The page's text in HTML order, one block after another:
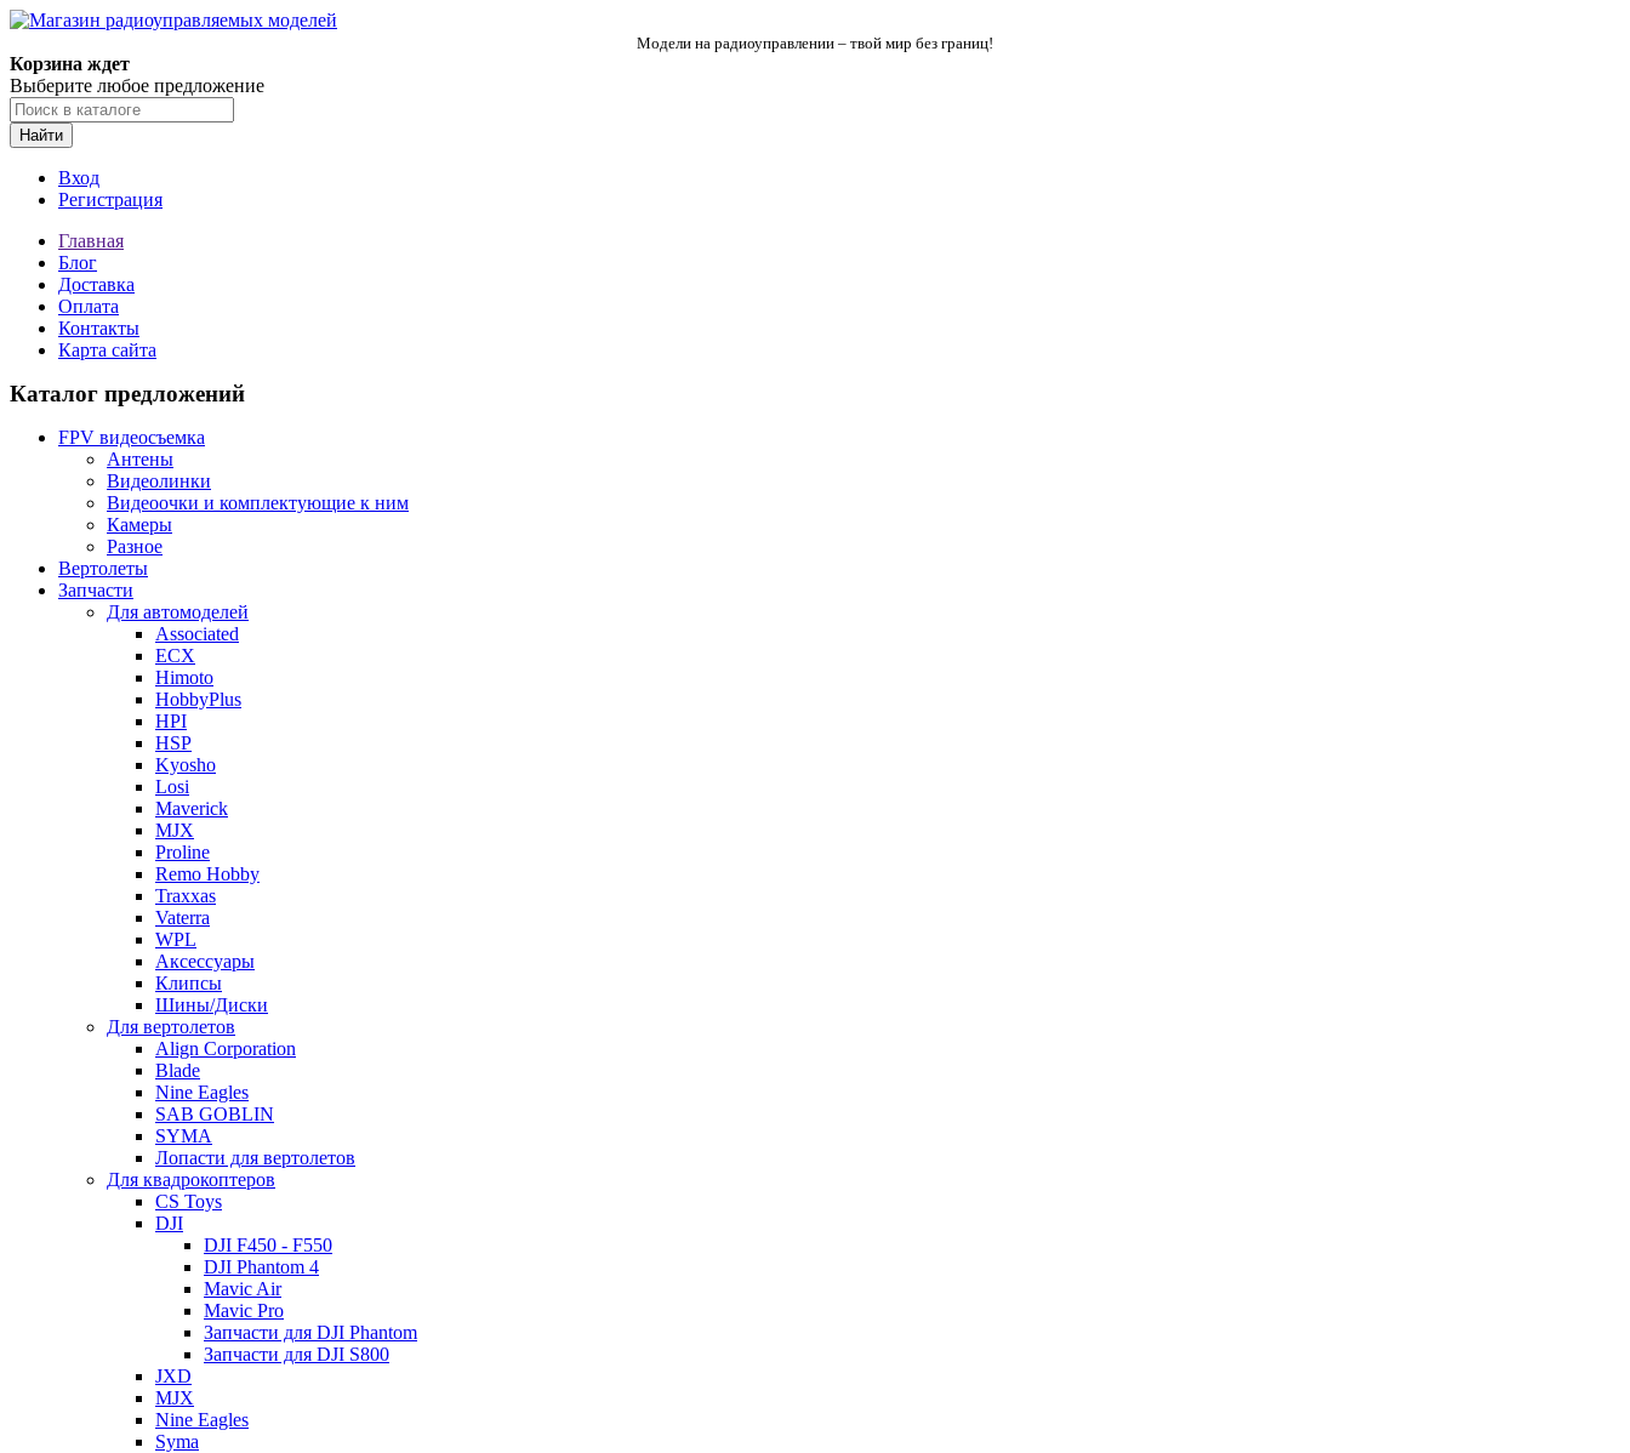
Модели на радиоуправлении – твой мир без границ!
Корзина ждет
Выберите любое предложение
Найти
Вход
Регистрация
Главная
Блог
Доставка
Оплата
Контакты
Карта сайта
Каталог предложений
FPV видеосъемка
Антены
Видеолинки
Видеоочки и комплектующие к ним
Камеры
Разное
Вертолеты
Запчасти
Для автомоделей
Associated
ECX
Himoto
HobbyPlus
HPI
HSP
Kyosho
Losi
Maverick
MJX
Proline
Remo Hobby
Traxxas
Vaterra
WPL
Аксессуары
Клипсы
Шины/Диски
Для вертолетов
Align Corporation
Blade
Nine Eagles
SAB GOBLIN
SYMA
Лопасти для вертолетов
Для квадрокоптеров
CS Toys
DJI
DJI F450 - F550
DJI Phantom 4
Mavic Air
Mavic Pro
Запчасти для DJI Phantom
Запчасти для DJI S800
JXD
MJX
Nine Eagles
Syma